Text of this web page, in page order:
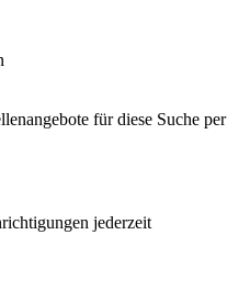
für diese Suche per
jederzeit